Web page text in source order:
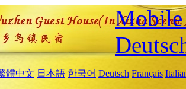
Mobile
體中文 日本語 한국어 Deutsch Français